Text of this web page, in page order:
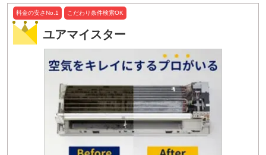
料金の安さNo.1 こだわり条件検索OK
ユアマイスター